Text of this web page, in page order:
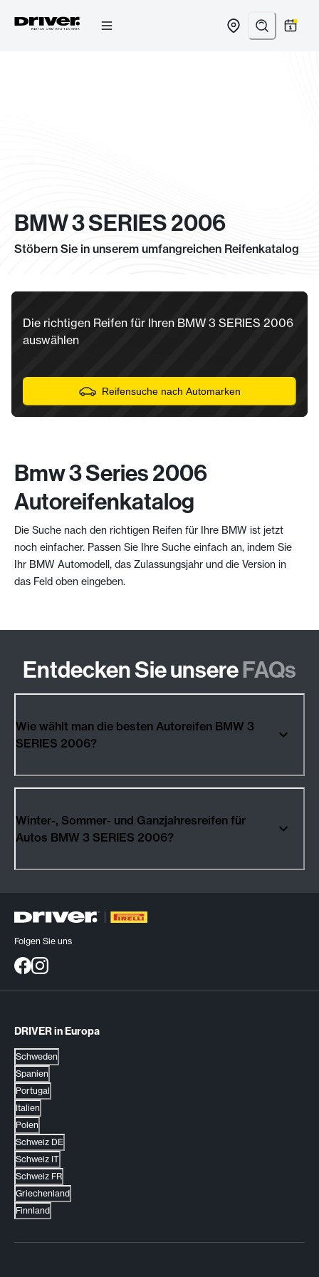
BMW 3 SERIES 2006
Stöbern Sie in unserem umfangreichen Reifenkatalog
Die richtigen Reifen für Ihren BMW 3 SERIES 2006
auswählen
Reifensuche nach Automarken
Bmw 3 Series 2006
Autoreifenkatalog
Die Suche nach den richtigen Reifen für Ihre BMW ist jetzt
noch einfacher. Passen Sie Ihre Suche einfach an, indem Sie
Ihr BMW Automodell, das Zulassungsjahr und die Version in
das Feld oben eingeben.
Entdecken Sie unsereFAQs
Wie wählt man die besten Autoreifen BMW 3
SERIES 2006?
Winter-, Sommer- und Ganzjahresreifen für
Autos BMW 3 SERIES 2006?
Folgen Sie uns
DRIVER in Europa
Schweden
Spanien
Portugal
Italien
Polen
Schweiz DE
Schweiz IT
Schweiz FR
Griechenland
Finnland